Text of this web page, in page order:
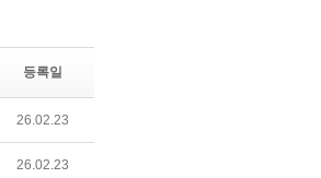
등록일
26.02.23
26.02.23